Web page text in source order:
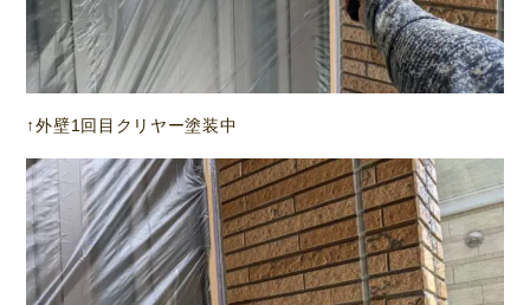
↑外壁1回目クリヤー塗装中